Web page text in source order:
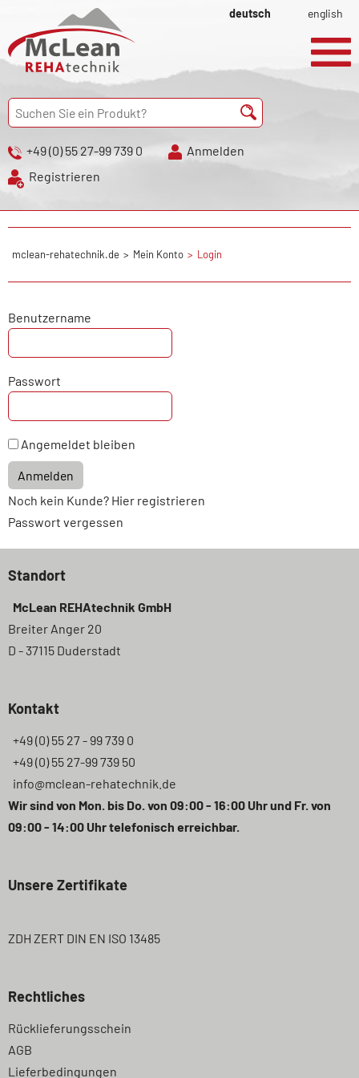
deutsch english
+49 (0) 55 27-99 739 0
Anmelden
Registrieren
mclean-rehatechnik.de Mein Konto Login
Benutzername
Passwort
Angemeldet bleiben
Anmelden
Noch kein Kunde? Hier registrieren
Passwort vergessen
Standort
McLean REHAtechnik GmbH
Breiter Anger 20
D - 37115 Duderstadt
Kontakt
+49 (0) 55 27 - 99 739 0
+49 (0) 55 27-99 739 50
info@mclean-rehatechnik.de
Wir sind von Mon. bis Do. von 09:00 - 16:00 Uhr und Fr. von
09:00 - 14:00 Uhr telefonisch erreichbar.
Unsere Zertifikate
ZDH ZERT DIN EN ISO 13485
Rechtliches
Navigation
überspringen
Rücklieferungsschein
AGB
Lieferbedingungen